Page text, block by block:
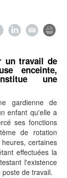
un travail de
enceinte,
une
gardienne de
enfant qu'elle a
ses fonctions
de rotation
certaines
effectuées la
l'existence
de travail.